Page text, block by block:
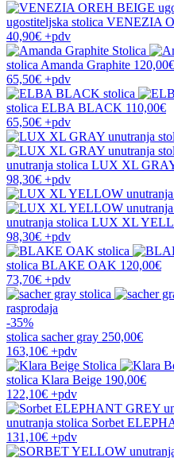
ugostiteljska stolica VENEZIA
40,90€ +pdv
stolicaAmanda Graphite 120,00€
65,50€ +pdv
stolica ELBA BLACK 110,00€
65,50€ +pdv
unutranja stolica LUX XL
98,30€ +pdv
unutranja stolica LUX XL
98,30€ +pdv
stolica BLAKE OAK 120,00€
73,70€ +pdv
rasprodaja
-35%
stolica sacher gray 250,00€
163,10€ +pdv
stolica Klara Beige 190,00€
122,10€ +pdv
unutranja stolica Sorbet
131,10€ +pdv